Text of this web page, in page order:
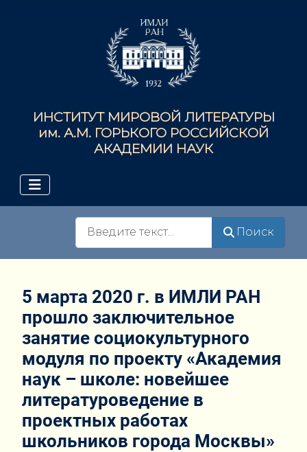
ИНСТИТУТ МИРОВОЙ ЛИТЕРАТУРЫ
им. А.М. ГОРЬКОГО РОССИЙСКОЙ
АКАДЕМИИ НАУК
Поиск
5 марта 2020 г. в ИМЛИ РАН
прошло заключительное
занятие социокультурного
модуля по проекту «Академия
наук – школе: новейшее
литературоведение в
проектных работах
школьников города Москвы»